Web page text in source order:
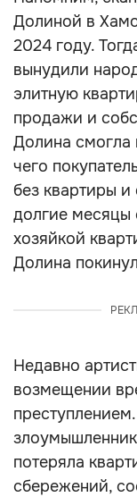
Долиной в
2024 году.
вынудили
элитную
продажи и
Долина смогла
чего
без квартиры и
долгие месяцы
хозяйкой
Долина
Недавно
возмещении
потеряла
сбережений,